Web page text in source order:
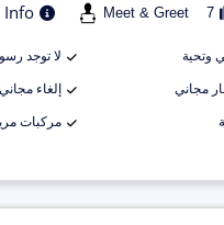
7
Meet & Greet
Info
وتحية لا توجد
مجاني إلغاء مجاني (12
مركبات